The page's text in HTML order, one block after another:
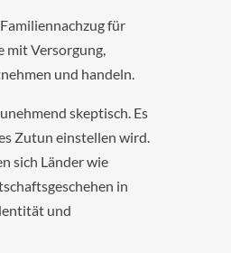
für
mit Versorgung,
und handeln.
skeptisch. Es
Zutun einstellen wird.
sich Länder wie
in
und